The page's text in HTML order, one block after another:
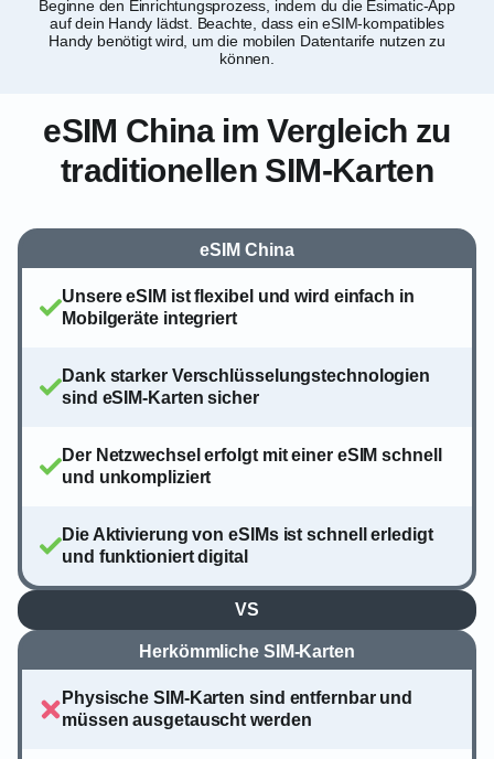
Beginne den Einrichtungsprozess, indem du die Esimatic-App
auf dein Handy lädst. Beachte, dass ein eSIM-kompatibles
Handy benötigt wird, um die mobilen Datentarife nutzen zu
können.
eSIM China im Vergleich zu
traditionellen SIM-Karten
eSIM China
Unsere eSIM ist flexibel und wird einfach in
Mobilgeräte integriert
Dank starker Verschlüsselungstechnologien
sind eSIM-Karten sicher
Der Netzwechsel erfolgt mit einer eSIM schnell
und unkompliziert
Die Aktivierung von eSIMs ist schnell erledigt
und funktioniert digital
VS
Herkömmliche SIM-Karten
Physische SIM-Karten sind entfernbar und
müssen ausgetauscht werden